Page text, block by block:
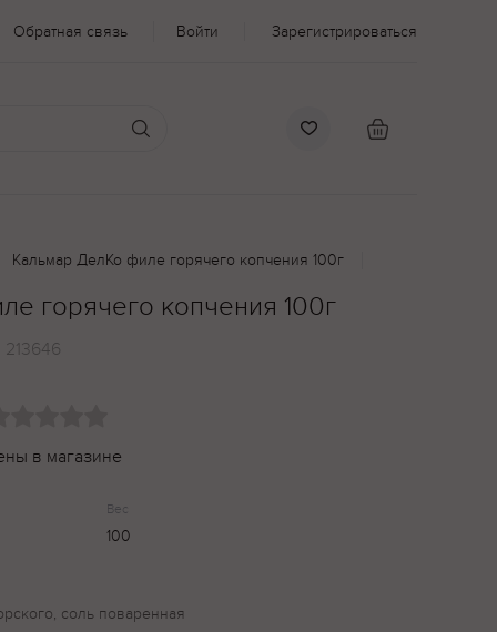
Обратная связь Войти Зарегистрироваться
Кальмар ДелКо филе горячего копчения 100г
горячего копчения 100г
213646
в магазине
Вес
100
соль поваренная